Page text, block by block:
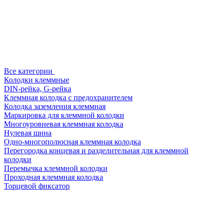
Все категории
Колодки клеммные
DIN-рейка, G-рейка
Клеммная колодка с предохранителем
Колодка заземления клеммная
Маркировка для клеммной колодки
Многоуровневая клеммная колодка
Нулевая шина
Одно-многополюсная клеммная колодка
Перегородка концевая и разделительная для клеммной
колодки
Перемычка клеммной колодки
Проходная клеммная колодка
Торцевой фиксатор